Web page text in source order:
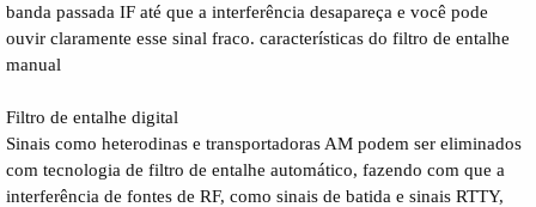
banda passada IF até que a interferência desapareça e você pode
ouvir claramente esse sinal fraco. características do filtro de entalhe
manual
Filtro de entalhe digital
Sinais como heterodinas e transportadoras AM podem ser eliminados
com tecnologia de filtro de entalhe automático, fazendo com que a
interferência de fontes de RF, como sinais de batida e sinais RTTY,